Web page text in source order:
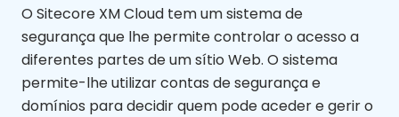
O Sitecore XM Cloud tem um sistema de
segurança que lhe permite controlar o acesso a
diferentes partes de um sítio Web. O sistema
permite-lhe utilizar contas de segurança e
domínios para decidir quem pode aceder e gerir o